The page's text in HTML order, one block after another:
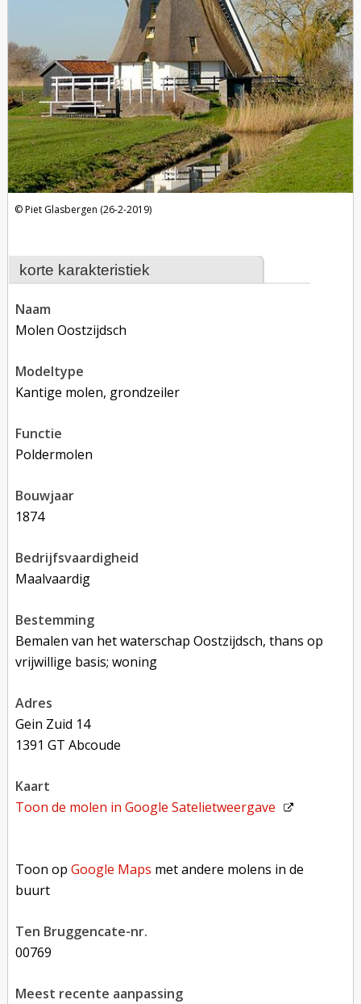
korte karakteristiek
naam
Molen Oostzijdsch
modeltype
Kantige molen, grondzeiler
functie
poldermolen
bouwjaar
1874
bedrijfsvaardigheid
Maalvaardig
bestemming
Bemalen van het waterschap Oostzijdsch, thans op
vrijwillige basis; woning
adres
Gein Zuid 14
1391 GT Abcoude
kaart
Toon de molen inGoogle Satelietweergave
Toon opGoogle Maps met andere molens in de
buurt
Ten Bruggencate-nr.
00769
Meest recente aanpassing
Piet Glasbergen (26-2-2019)